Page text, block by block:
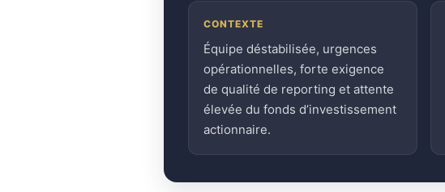
CONTEXTE
Équipe déstabilisée, urgences
opérationnelles, forte exigence
de qualité de reporting et attente
élevée du fonds d’investissement
actionnaire.